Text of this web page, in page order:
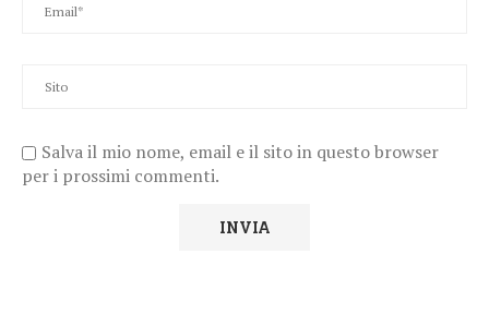
Salva il mio nome, email e il sito in questo browser
per i prossimi commenti.